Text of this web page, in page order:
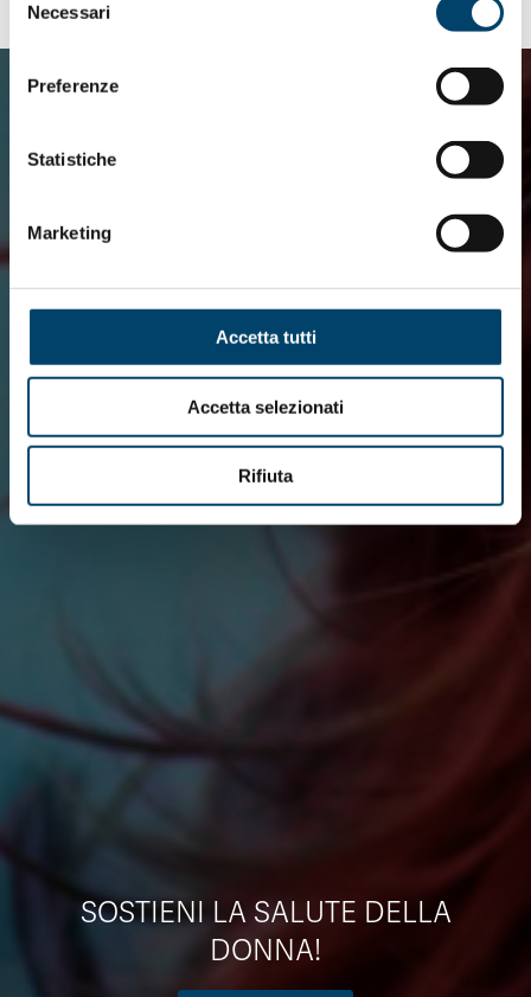
del
consenso
Necessari
Preferenze
Statistiche
Marketing
Accetta tutti
Accetta selezionati
Rifiuta
SOSTIENI LA SALUTE DELLA
DONNA!